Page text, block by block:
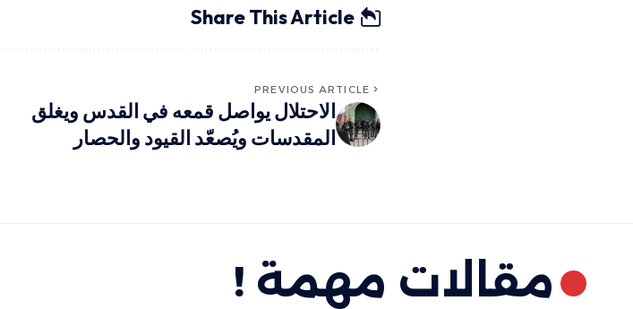
Share This Article
PREVIOUS ARTICLE
الاحتلال يواصل قمعه في القدس ويغلق
المقدسات ويُصعّد القيود والحصار
مقالات مهمة !